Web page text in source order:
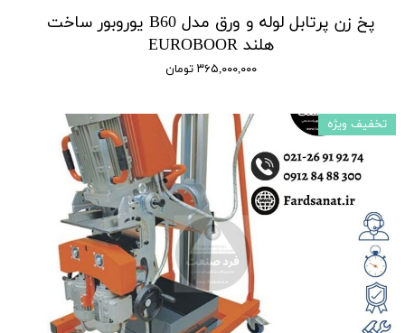
پخ زن پرتابل لوله و ورق مدل B60 یوروبور ساخت
هلند EUROBOOR
۳۶۵,۰۰۰,۰۰۰ تومان
تخفیف ویژه